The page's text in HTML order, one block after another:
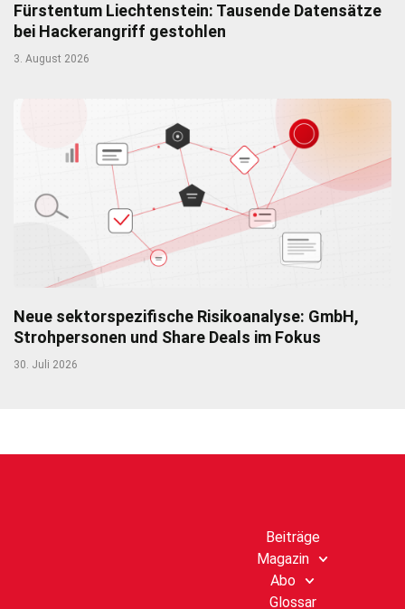
Fürstentum Liechtenstein: Tausende Datensätze
bei Hackerangriff gestohlen
3. August 2026
Neue sektorspezifische Risikoanalyse: GmbH,
Strohpersonen und Share Deals im Fokus
30. Juli 2026
Beiträge
Magazin
Abo
Glossar